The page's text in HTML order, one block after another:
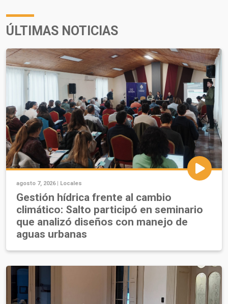
ÚLTIMAS NOTICIAS
agosto 7, 2026 | Locales
Gestión hídrica frente al cambio
climático: Salto participó en seminario
que analizó diseños con manejo de
aguas urbanas